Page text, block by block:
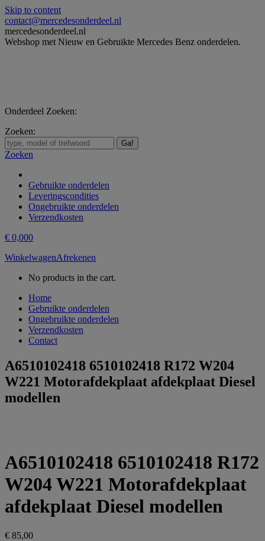
Skip to content
contact@mercedesonderdeel.nl
mercedesonderdeel.nl
Webshop met Nieuw en Gebruikte Mercedes Benz onderdelen.
Onderdeel Zoeken:
Zoeken:
Zoeken
Gebruikte onderdelen
Leveringscondities
Ongebruikte onderdelen
Verzendkosten
€ 0,000
WinkelwagenAfrekenen
No products in the cart.
Home
Gebruikte onderdelen
Ongebruikte onderdelen
Verzendkosten
Contact
A6510102418 6510102418 R172 W204
W221 Motorafdekplaat afdekplaat Diesel
modellen
A6510102418 6510102418 R172
W204 W221 Motorafdekplaat
afdekplaat Diesel modellen
€ 85,00